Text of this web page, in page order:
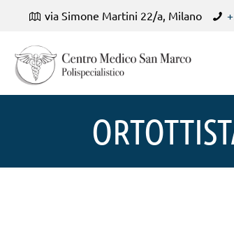
via Simone Martini 22/a, Milano